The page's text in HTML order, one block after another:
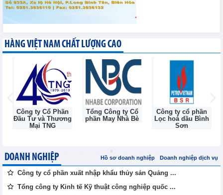
HÀNG VIỆT NAM CHẤT LƯỢNG CAO
Công ty Cổ Phần
Đầu Tư và Thương
Mại TNG
Tổng Công ty Cổ
phần May Nhà Bè
Công ty cổ phần
Lọc hoá dầu Bình
Sơn
DOANH NGHIỆP Hồ sơ doanh nghiệp Doanh nghiệp dịch vụ
Công ty cổ phần xuất nhập khẩu thủy sản Quảng ...
Tổng công ty Kinh tế Kỹ thuật công nghiệp quốc ...